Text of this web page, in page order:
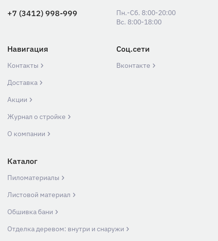
+7 (3412) 998-999
Пн.-Сб. 8:00-20:00
Вс. 8:00-18:00
Навигация
Контакты
Доставка
Акции
Журнал о стройке
О компании
Соц.сети
Вконтакте
Каталог
Пиломатериалы
Листовой материал
Обшивка бани
Отделка деревом: внутри и снаружи